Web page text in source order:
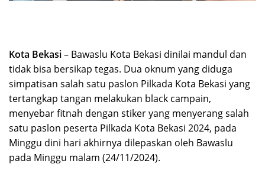
Kota Bekasi– Bawaslu Kota Bekasi dinilai mandul dan
tidak bisa bersikap tegas. Dua oknum yang diduga
simpatisan salah satu paslon Pilkada Kota Bekasi yang
tertangkap tangan melakukan black campain,
menyebar fitnah dengan stiker yang menyerang salah
satu paslon peserta Pilkada Kota Bekasi 2024, pada
Minggu dini hari akhirnya dilepaskan oleh Bawaslu
pada Minggu malam (24/11/2024).